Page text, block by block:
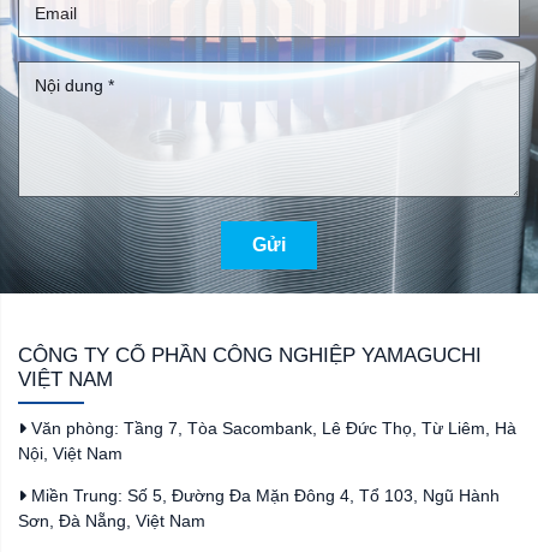
Gửi
CÔNG TY CỔ PHẦN CÔNG NGHIỆP YAMAGUCHI
VIỆT NAM
Văn phòng: Tầng 7, Tòa Sacombank, Lê Đức Thọ, Từ Liêm, Hà
Nội, Việt Nam
Miền Trung: Số 5, Đường Đa Mặn Đông 4, Tổ 103, Ngũ Hành
Sơn, Đà Nẵng, Việt Nam